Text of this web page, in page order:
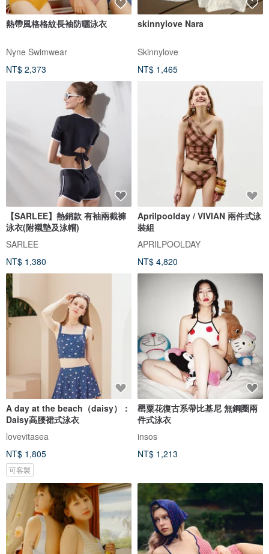
熱帶風格格紋長袖防曬泳衣
Nyne Swimwear
NT$ 2,373
skinnylove Nara
Skinnylove
NT$ 1,465
【SARLEE】熱銷款 有袖兩截褲
泳衣(附襯墊及泳帽)
SARLEE
NT$ 1,380
Aprilpoolday / VIVIAN 兩件式泳
裝組
APRILPOOLDAY
NT$ 4,820
A day at the beach（daisy）：
Daisy高腰裙式泳衣
lovevitasea
NT$ 1,805
可客製
罌粟花復古系帶比基尼 無鋼圈兩
件式泳衣
insos
NT$ 1,213